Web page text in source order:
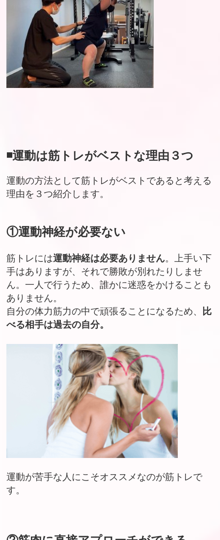
◾️運動は筋トレがベストな理由３つ
運動の方法として筋トレがベストであると考える
理由を３つ紹介します。
①運動神経が必要ない
筋トレには運動神経は必要ありません。上手い下
手はありますが、それで勝敗が別れたりしませ
ん。一人で行うため、誰かに迷惑をかけることも
ありません。
自分の体力筋力の中で頑張ることになるため、
比
べる相手は過去の自分。
運動が苦手な人にこそオススメなのが筋トレで
す。